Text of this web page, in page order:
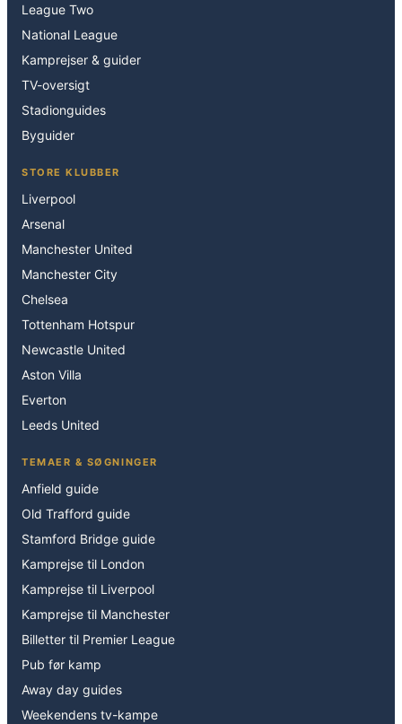
League Two
National League
Kamprejser & guider
TV-oversigt
Stadionguides
Byguider
STORE KLUBBER
Liverpool
Arsenal
Manchester United
Manchester City
Chelsea
Tottenham Hotspur
Newcastle United
Aston Villa
Everton
Leeds United
TEMAER & SØGNINGER
Anfield guide
Old Trafford guide
Stamford Bridge guide
Kamprejse til London
Kamprejse til Liverpool
Kamprejse til Manchester
Billetter til Premier League
Pub før kamp
Away day guides
Weekendens tv-kampe